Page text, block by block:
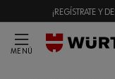
¡REGÍSTRATE Y
MENÚ